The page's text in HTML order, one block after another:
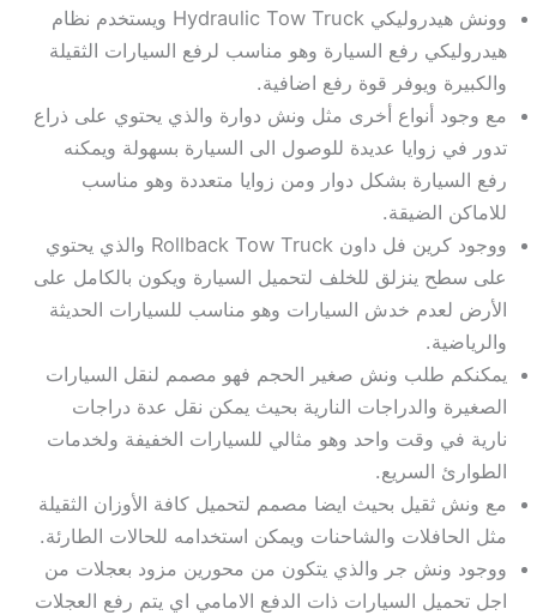
وونش هيدروليكي Hydraulic Tow Truck ويستخدم نظام
هيدروليكي رفع السيارة وهو مناسب لرفع السيارات الثقيلة
والكبيرة ويوفر قوة رفع اضافية.
مع وجود أنواع أخرى مثل ونش دوارة والذي يحتوي على ذراع
تدور في زوايا عديدة للوصول الى السيارة بسهولة ويمكنه
رفع السيارة بشكل دوار ومن زوايا متعددة وهو مناسب
للاماكن الضيقة.
ووجود كرين فل داون Rollback Tow Truck والذي يحتوي
على سطح ينزلق للخلف لتحميل السيارة ويكون بالكامل على
الأرض لعدم خدش السيارات وهو مناسب للسيارات الحديثة
والرياضية.
يمكنكم طلب ونش صغير الحجم فهو مصمم لنقل السيارات
الصغيرة والدراجات النارية بحيث يمكن نقل عدة دراجات
نارية في وقت واحد وهو مثالي للسيارات الخفيفة ولخدمات
الطوارئ السريع.
مع ونش ثقيل بحيث ايضا مصمم لتحميل كافة الأوزان الثقيلة
مثل الحافلات والشاحنات ويمكن استخدامه للحالات الطارئة.
ووجود ونش جر والذي يتكون من محورين مزود بعجلات من
اجل تحميل السيارات ذات الدفع الامامي اي يتم رفع العجلات